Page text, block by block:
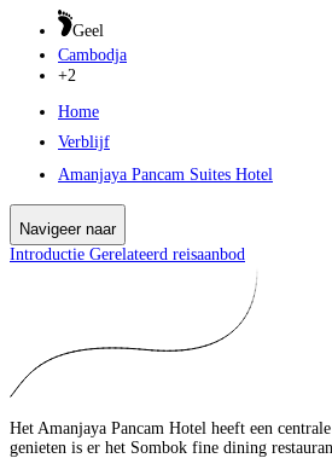
Geel
Cambodja
+2
Home
Verblijf
Amanjaya Pancam Suites Hotel
Navigeer naar
Introductie Gerelateerd reisaanbod
Het Amanjaya Pancam Hotel heeft een
genieten is er het Sombok fine dining